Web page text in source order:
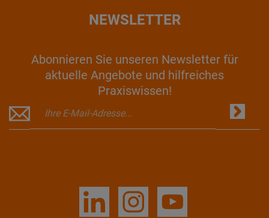
NEWSLETTER
Abonnieren Sie unseren Newsletter für
aktuelle Angebote und hilfreiches
Praxiswissen!